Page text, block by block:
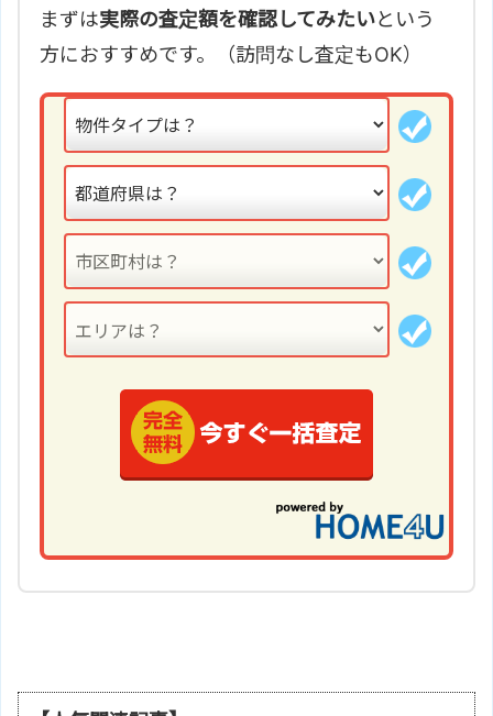
まずは実際の査定額を確認してみたいという
方におすすめです。（訪問なし査定もOK）